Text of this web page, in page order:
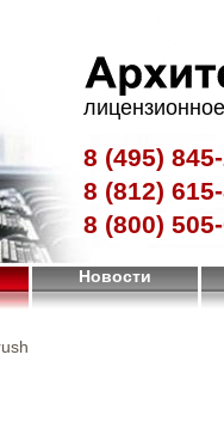
8 (495)
8 (812)
8 (800)
Новости